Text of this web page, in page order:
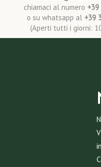
chiamaci al numero
o su whatsapp al +39
(Aperti tutti i giorni: